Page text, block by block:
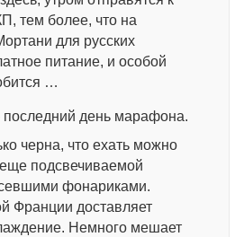
тем более, что на
для русских
питание, и особой
…
день марафона.
черна, что ехать можно
подсвечиваемой
фонариками.
Франции доставляет
Немного мешает